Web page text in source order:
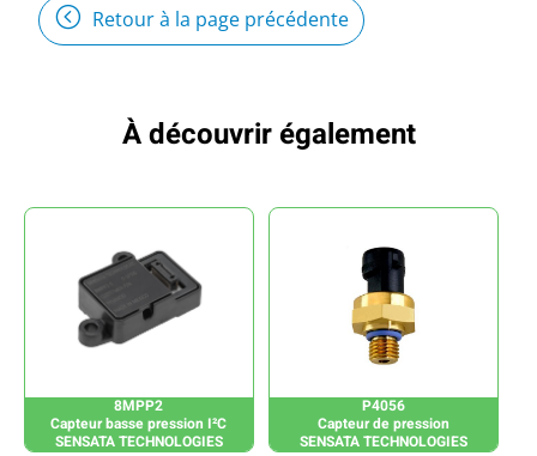
Retour à la page précédente
À découvrir également
8MPP2
Capteur basse pression I²C
SENSATA TECHNOLOGIES
P4056
Capteur de pression
SENSATA TECHNOLOGIES